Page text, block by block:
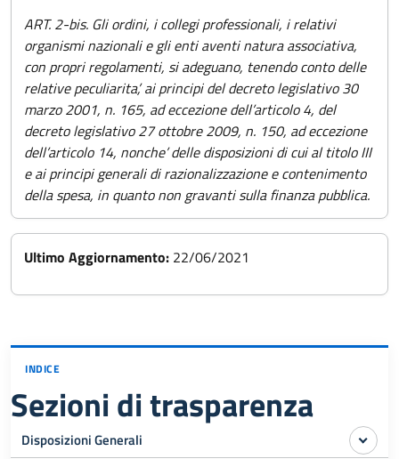
ART. 2-bis. Gli ordini, i collegi professionali, i relativi
organismi nazionali e gli enti aventi natura associativa,
con propri regolamenti, si adeguano, tenendo conto delle
relative peculiarita’, ai principi del decreto legislativo 30
marzo 2001, n. 165, ad eccezione dell’articolo 4, del
decreto legislativo 27 ottobre 2009, n. 150, ad eccezione
dell’articolo 14, nonche’ delle disposizioni di cui al titolo III
e ai principi generali di razionalizzazione e contenimento
della spesa, in quanto non gravanti sulla finanza pubblica.
Ultimo Aggiornamento: 22/06/2021
INDICE
Sezioni di trasparenza
Disposizioni Generali